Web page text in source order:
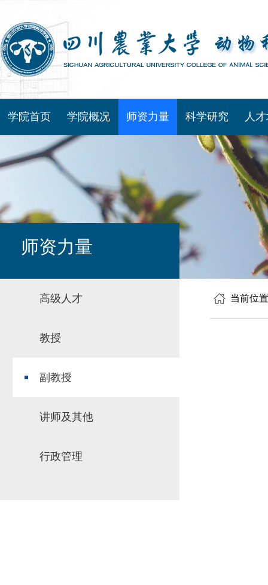
学院首页 学院概况 师资力量 科学研究 人
师资力量
高级人才
教授
副教授
讲师及其他
行政管理
当前位